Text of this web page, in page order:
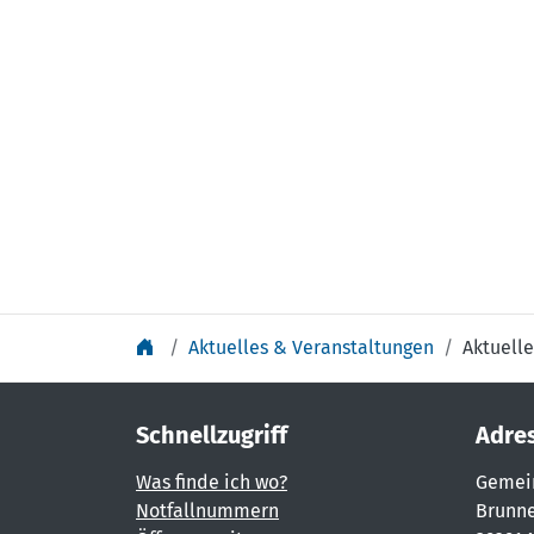
Aktuelles & Veranstaltungen
Schnellzugriff
Was finde ich wo?
Notfallnummern